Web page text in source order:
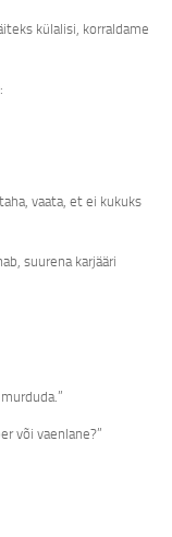
külalisi, korraldame
vaata, et ei kukuks
suurena karjääri
või vaenlane?”